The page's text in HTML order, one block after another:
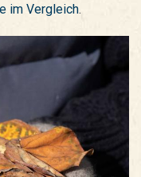
im Vergleich.